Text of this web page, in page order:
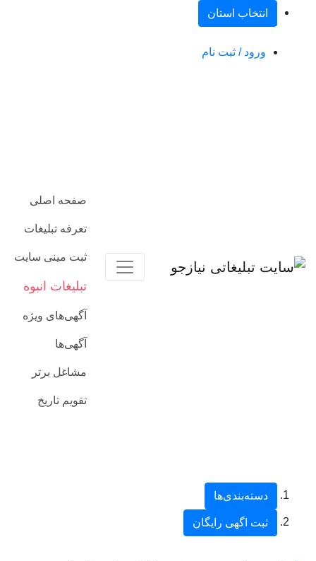
انتخاب استان
ورود / ثبت نام
صفحه اصلی
تعرفه تبلیغات
ثبت مینی سایت
تبلیغات انبوه
آگهی‌های ویژه
آگهی‌ها
مشاغل برتر
تقویم تاریخ
دسته‌بندی‌ها
ثبت اگهی رایگان